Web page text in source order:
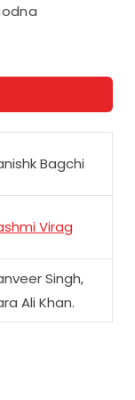
Bagchi
Virag
Singh,
Ali Khan.